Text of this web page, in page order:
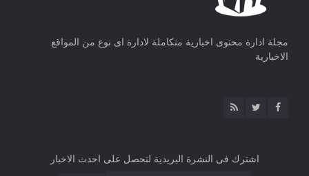
مجلة ادارة محتوى اخبارية متكاملة لادارة اى نوع من المواقع
الاخبارية
اشترك فى النشرة البريدية لتحصل على احدث الاخبار